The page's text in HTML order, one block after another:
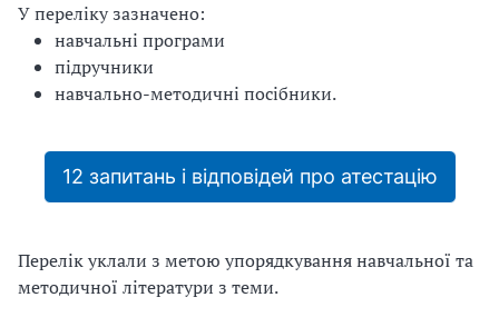
У переліку зазначено:
навчальні програми
підручники
навчально-методичні посібники.
12 запитань і відповідей про атестацію
Перелік уклали з метою упорядкування навчальної та
методичної літератури з теми.